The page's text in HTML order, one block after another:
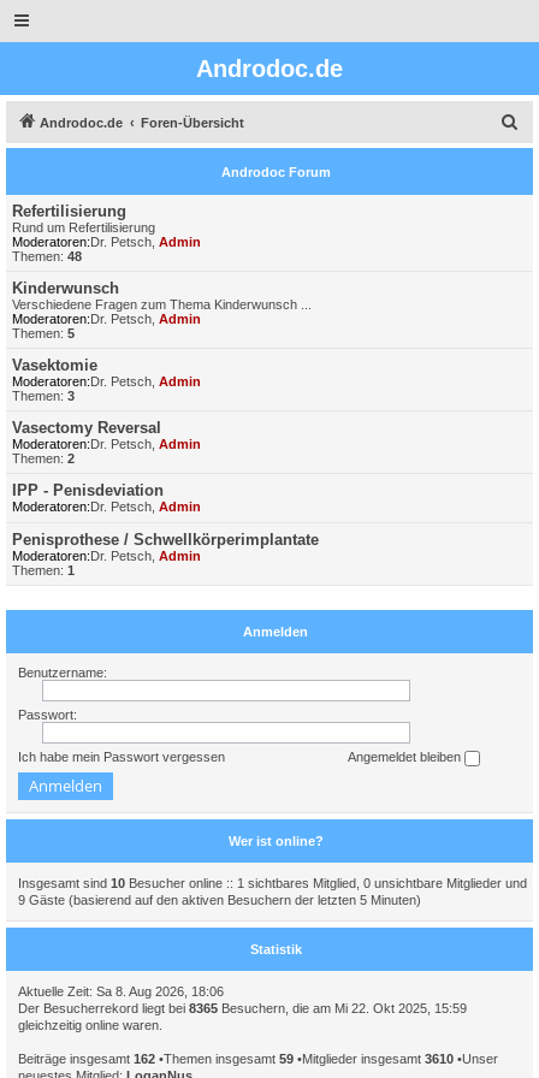
Androdoc.de
Androdoc.de Foren-Übersicht
u
Androdoc Forum
Refertilisierung
Rund um Refertilisierung
Moderatoren:Dr. Petsch Admin
Themen: 48
Kinderwunsch
Verschiedene Fragen zum Thema Kinderwunsch ...
Moderatoren:Dr. Petsch Admin
Themen: 5
Vasektomie
Moderatoren:Dr. Petsch Admin
Themen: 3
Vasectomy Reversal
Moderatoren:Dr. Petsch Admin
Themen: 2
IPP - Penisdeviation
Moderatoren:Dr. Petsch Admin
Penisprothese / Schwellkörperimplantate
Moderatoren:Dr. Petsch Admin
Themen: 1
Anmelden
Benutzername:
Passwort:
Ich habe mein Passwort vergessen Angemeldet bleiben
Wer ist online?
Insgesamt sind 10 Besucher online :: 1 sichtbares Mitglied, 0 unsichtbare Mitglieder und
9 Gäste (basierend auf den aktiven Besuchern der letzten 5 Minuten)
Statistik
Aktuelle Zeit: Sa 8. Aug 2026, 18:06
Der Besucherrekord liegt bei 8365 Besuchern, die am Mi 22. Okt 2025, 15:59
gleichzeitig online waren.
Beiträge insgesamt 162 •Themen insgesamt 59 •Mitglieder insgesamt 3610 •Unser